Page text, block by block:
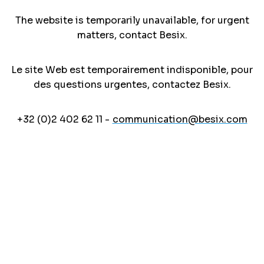
The website is temporarily unavailable, for urgent
matters, contact Besix.
Le site Web est temporairement indisponible, pour
des questions urgentes, contactez Besix.
+32 (0)2 402 62 11 - communication@besix.com